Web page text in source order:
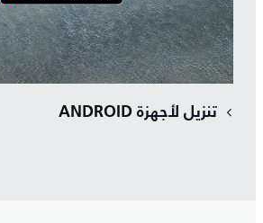
تنزيل لأجهزة ANDROID